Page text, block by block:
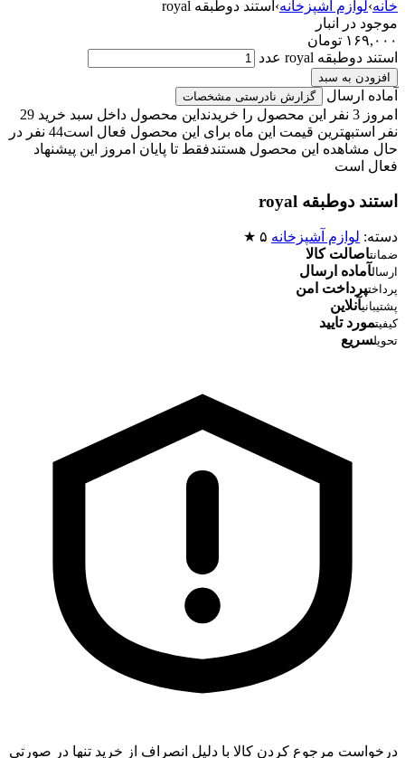
خانه›لوازم آشپزخانه› استند دوطبقه royal
موجود در انبار
۱۶۹,۰۰۰ تومان
استند دوطبقه royal عدد
افزودن به سبد
آماده ارسال گزارش نادرستی مشخصات
امروز 3 نفر این محصول را خریدند
این محصول داخل سبد خرید 29
نفر استبهترین قیمت این ماه برای این محصول فعال است
44 نفر در
حال مشاهده این محصول هستندفقط تا پایان امروز این پیشنهاد
فعال است
استند دوطبقه royal
دسته: لوازم آشپزخانه ۵ ★
ضمانتاصالت کالا
ارسالآماده ارسال
پرداختپرداخت امن
پشتیبانیآنلاین
کیفیتمورد تایید
تحویلسریع
درخواست مرجوع کردن کالا با دلیل انصراف از خرید تنها در صورتی